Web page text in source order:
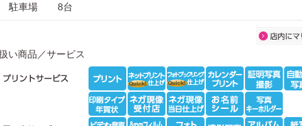
駐車場
8台
い商品／サービス